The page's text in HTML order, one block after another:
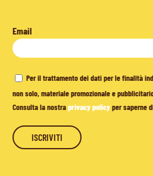
Email
Per il trattamento dei dati per le finalità
non solo, materiale promozionale e
Consulta la nostraprivacy policyper saperne